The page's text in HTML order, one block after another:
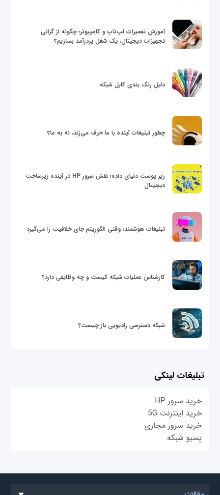
آموزش تعمیرات لپ‌تاپ و کامپیوتر؛ چگونه از گرانی
تجهیزات دیجیتال، یک شغل پردرآمد بسازیم؟
دلیل رنگ بندی کابل شبکه
چطور تبلیغات آینده با ما حرف می‌زند، نه به ما؟
زیر پوست دنیای داده؛ نقش سرور HP در آینده زیرساخت
دیجیتال
تبلیغات هوشمند؛ وقتی الگوریتم جای خلاقیت را می‌گیرد
کارشناس عملیات شبکه کیست و چه وظایفی دارد؟
شبکه دسترسی رادیویی باز چیست؟
تبلیغات لینکی
خرید سرور HP
خرید اینترنت 5G
خرید سرور مجازی
پسیو شبکه